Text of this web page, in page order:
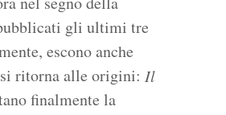
gli ultimi tre
escono anche
ritorna alle origini: Il
finalmente la